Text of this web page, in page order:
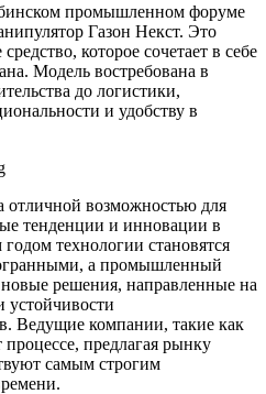
промышленном форуме
Газон Некст. Это
которое сочетает в себе
Модель востребована в
до логистики,
и удобству в
отличной возможностью для
тенденции и инновации в
технологии становятся
а промышленный
решения, направленные на
Ведущие компании, такие как
предлагая рынку
самым строгим